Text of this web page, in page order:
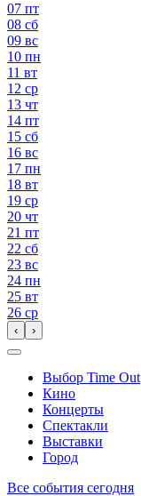
07 пт
08 сб
09 вс
10 пн
11 вт
12 ср
13 чт
14 пт
15 сб
16 вс
17 пн
18 вт
19 ср
20 чт
21 пт
22 сб
23 вс
24 пн
25 вт
26 ср
‹ ›
Выбор Time Out
Кино
Концерты
Спектакли
Выставки
Город
Все события сегодня